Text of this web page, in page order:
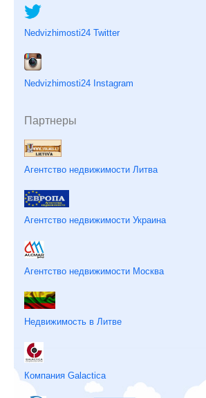
Nedvizhimosti24 Twitter
Nedvizhimosti24 Instagram
Партнеры
Агентство недвижимости Литва
Агентство недвижимости Украина
Агентство недвижимости Москва
Недвижимость в Литве
Компания Galactica